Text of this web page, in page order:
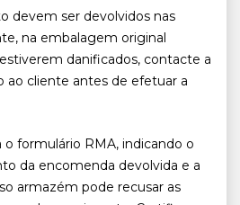
devem ser devolvidos nas
na embalagem original
danificados, contacte a
ao cliente antes de efetuar a
o formulário RMA, indicando o
da encomenda devolvida e a
armazém pode recusar as